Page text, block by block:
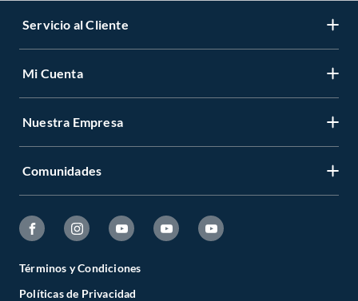
Servicio al Cliente
Mi Cuenta
Nuestra Empresa
Comunidades
Términos y Condiciones
Políticas de Privacidad